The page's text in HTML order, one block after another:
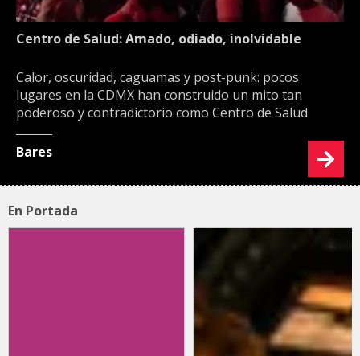
Centro de Salud: Amado, odiado, inolvidable
Calor, oscuridad, caguamas y post-punk: pocos
lugares en la CDMX han construido un mito tan
poderoso y contradictorio como Centro de Salud
Bares
En Portada